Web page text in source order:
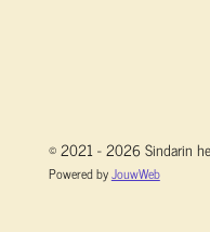
© 2021 - 2026 Sindarin
Powered byJouwWeb